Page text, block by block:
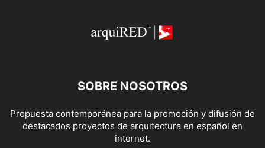
SOBRE NOSOTROS
Propuesta contemporánea para la promoción y difusión de
destacados proyectos de arquitectura en español en
internet.